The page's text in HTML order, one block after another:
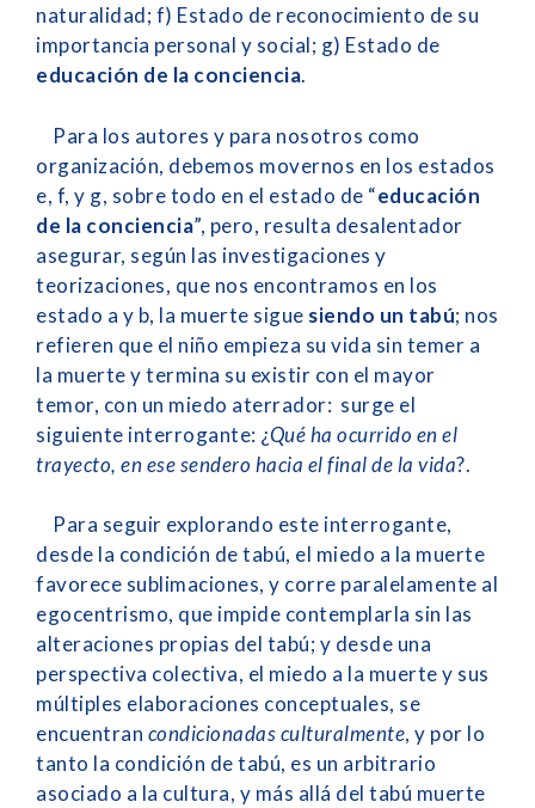
naturalidad; f) Estado de reconocimiento de su
importancia personal y social; g) Estado de
educación de la conciencia.
Para los autores y para nosotros como
organización, debemos movernos en los estados
e, f, y g, sobre todo en el estado de “educación
de la conciencia”, pero, resulta desalentador
asegurar, según las investigaciones y
teorizaciones, que nos encontramos en los
estado a y b, la muerte sigue siendo un tabú; nos
refieren que el niño empieza su vida sin temer a
la muerte y termina su existir con el mayor
temor, con un miedo aterrador: surge el
siguiente interrogante: ¿Qué ha ocurrido en el
trayecto, en ese sendero hacia el final de la vida?.
Para seguir explorando este interrogante,
desde la condición de tabú, el miedo a la muerte
favorece sublimaciones, y corre paralelamente al
egocentrismo, que impide contemplarla sin las
alteraciones propias del tabú; y desde una
perspectiva colectiva, el miedo a la muerte y sus
múltiples elaboraciones conceptuales, se
encuentran condicionadas culturalmente, y por lo
tanto la condición de tabú, es un arbitrario
asociado a la cultura, y más allá del tabú muerte